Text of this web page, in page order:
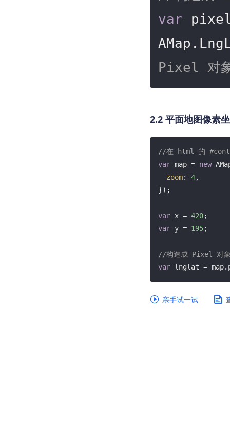
var
Pixel 对
2.2 平面地图像素
//在 html 的
var map = new
zoom: 4,
});
var x = 420
var y = 195;
//构造成 Pixel 对象
var lnglat =
亲手试一试